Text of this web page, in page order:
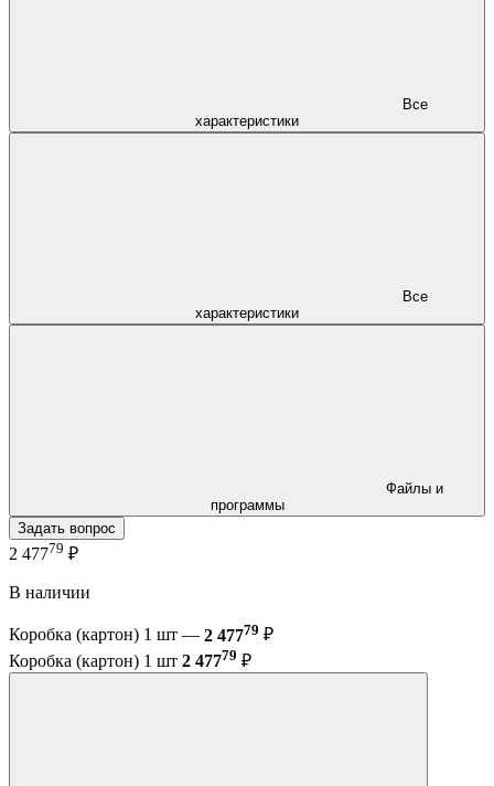
характеристики
характеристики
программы
Задать вопрос
2 47779 ₽
В наличии
Коробка (картон) 1 шт — 2 47779 ₽
Коробка (картон) 1 шт 2 47779 ₽